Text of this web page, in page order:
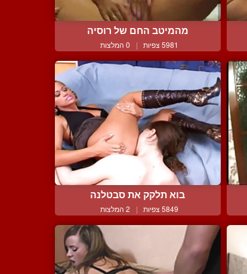
מהמיטב החם של רוסיה
5981 צפיות | 0 המלצות
בוא תלקק את סבטלנה
5849 צפיות | 2 המלצות